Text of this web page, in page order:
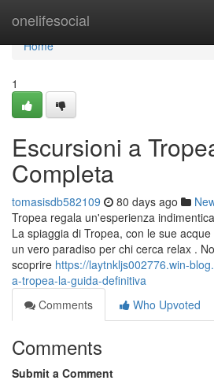
onelifesocial
Home
Home
1
Escursioni a
Completa
tomasisdb582109 80 days ago
Tropea regala un'esperienza
La spiaggia di Tropea, con le sue
un vero paradiso per chi cerca relax .
scoprire https://laytnkljs002776.win-
a-tropea-la-guida-definitiva
Comments
Who Upvoted
Comments
Submit a Comment